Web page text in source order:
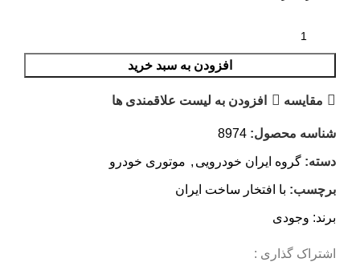
افزودن به سبد خرید
مقایسه افزودن به لیست علاقمندی ها
شناسه محصول: 8974
دسته: گروه ایران خودرویی , موتوری خودرو
برچسب: با افتخار ساخت ایران
برند: وجودی
اشتراک گذاری :